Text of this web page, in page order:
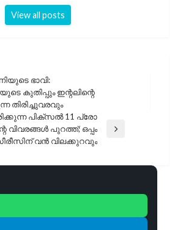
View all posts
ഭാവി:
കുതിപ്പും ഇന്റലിന്റെ
തിരിച്ചുവരവും
പിക്സൽ 11 പ്രോ
വിവരങ്ങൾ പുറത്ത്; ഒപ്പം
വൻ വിലക്കുറവും